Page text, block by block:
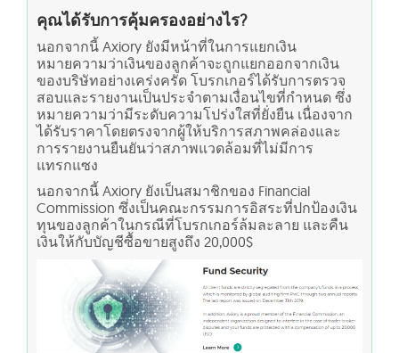
คุณได้รับการคุ้มครองอย่างไร?
นอกจากนี้ Axiory ยังมีหน้าที่ในการแยกเงิน
หมายความว่าเงินของลูกค้าจะถูกแยกออกจากเงิน
ของบริษัทอย่างเคร่งครัด โบรกเกอร์ได้รับการตรวจ
สอบและรายงานเป็นประจำตามเงื่อนไขที่กำหนด ซึ่ง
หมายความว่ามีระดับความโปร่งใสที่ยั่งยืน เนื่องจาก
ได้รับราคาโดยตรงจากผู้ให้บริการสภาพคล่องและ
การรายงานยืนยันว่าสภาพแวดล้อมที่ไม่มีการ
แทรกแซง
นอกจากนี้ Axiory ยังเป็นสมาชิกของ Financial
Commission ซึ่งเป็นคณะกรรมการอิสระที่ปกป้องเงิน
ทุนของลูกค้าในกรณีที่โบรกเกอร์ล้มละลาย และคืน
เงินให้กับบัญชีซื้อขายสูงถึง 20,000$